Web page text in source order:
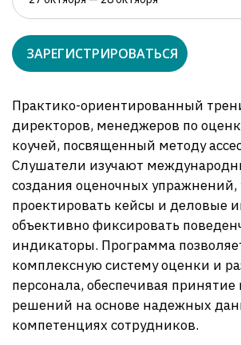
ЗАРЕГИСТРИРОВАТЬСЯ
Практико-ориентированный
директоров, менеджеров по
коучей, посвященный методу
Слушатели изучают
создания оценочных упражнений,
проектировать кейсы и деловые
объективно фиксировать
индикаторы. Программа
комплексную систему оценки и
персонала, обеспечивая
решений на основе надежных
компетенциях сотрудников.